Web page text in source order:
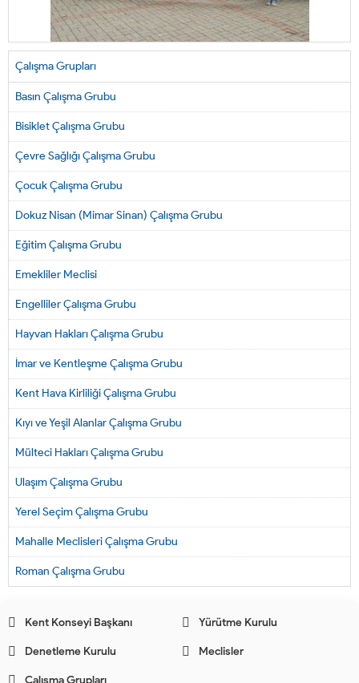
Çalışma Grupları
Basın Çalışma Grubu
Bisiklet Çalışma Grubu
Çevre Sağlığı Çalışma Grubu
Çocuk Çalışma Grubu
Dokuz Nisan (Mimar Sinan) Çalışma Grubu
Eğitim Çalışma Grubu
Emekliler Meclisi
Engelliler Çalışma Grubu
Hayvan Hakları Çalışma Grubu
İmar ve Kentleşme Çalışma Grubu
Kent Hava Kirliliği Çalışma Grubu
Kıyı ve Yeşil Alanlar Çalışma Grubu
Mülteci Hakları Çalışma Grubu
Ulaşım Çalışma Grubu
Yerel Seçim Çalışma Grubu
Mahalle Meclisleri Çalışma Grubu
Roman Çalışma Grubu
Kent Konseyi Başkanı Yürütme Kurulu
Denetleme Kurulu Meclisler